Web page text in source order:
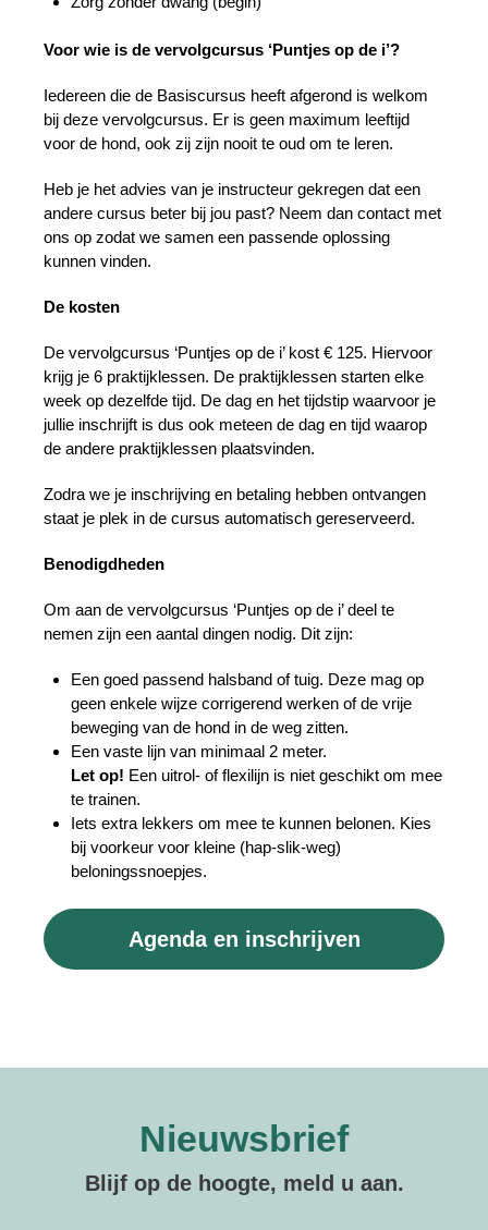
Voor wie is de vervolgcursus ‘Puntjes op de i’?
Iedereen die de Basiscursus heeft afgerond is welkom
bij deze vervolgcursus. Er is geen maximum leeftijd
voor de hond, ook zij zijn nooit te oud om te leren.
Heb je het advies van je instructeur gekregen dat een
andere cursus beter bij jou past? Neem dan contact met
ons op zodat we samen een passende oplossing
kunnen vinden.
De kosten
De vervolgcursus ‘Puntjes op de i’ kost € 125. Hiervoor
krijg je 6 praktijklessen. De praktijklessen starten elke
week op dezelfde tijd. De dag en het tijdstip waarvoor je
jullie inschrijft is dus ook meteen de dag en tijd waarop
de andere praktijklessen plaatsvinden.
Zodra we je inschrijving en betaling hebben ontvangen
staat je plek in de cursus automatisch gereserveerd.
Benodigdheden
Om aan de vervolgcursus ‘Puntjes op de i’ deel te
nemen zijn een aantal dingen nodig. Dit zijn:
Een goed passend halsband of tuig. Deze mag op
geen enkele wijze corrigerend werken of de vrije
beweging van de hond in de weg zitten.
Een vaste lijn van minimaal 2 meter.
Let op! Een uitrol- of flexilijn is niet geschikt om mee
te trainen.
Iets extra lekkers om mee te kunnen belonen. Kies
bij voorkeur voor kleine (hap-slik-weg)
beloningssnoepjes.
Agenda en inschrijven
Nieuwsbrief
Blijf op de hoogte, meld u aan.